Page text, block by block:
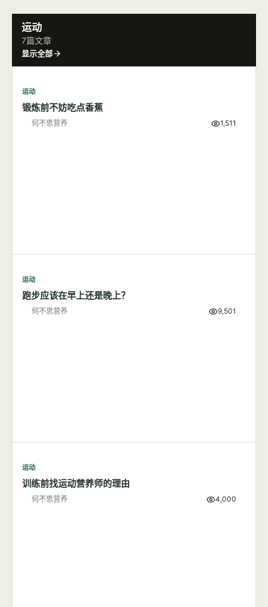
运动
7篇文章
显示全部
运动
锻炼前不妨吃点香蕉
何不思营养 1,511
运动
跑步应该在早上还是晚上？
何不思营养 9,501
运动
训练前找运动营养师的理由
何不思营养 4,000